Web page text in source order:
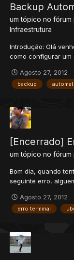
Backup
um tópico no fórum
Infraestrutura
Introdução: Olá
como configurar um
ambiente Linux. •
seu servidor. •
Agosto 27, 2012
backup
[Encerrado]
um tópico no fórum
Bom dia, quando
seguinte erro,
Agosto 27, 2012
erro terminal